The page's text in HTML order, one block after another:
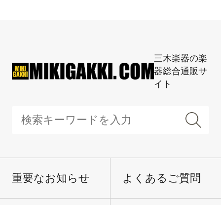
三木楽器の楽
器総合通販サ
イト
重要なお知らせ よくあるご質問